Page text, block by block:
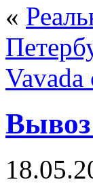
«
Vavada
Вывоз